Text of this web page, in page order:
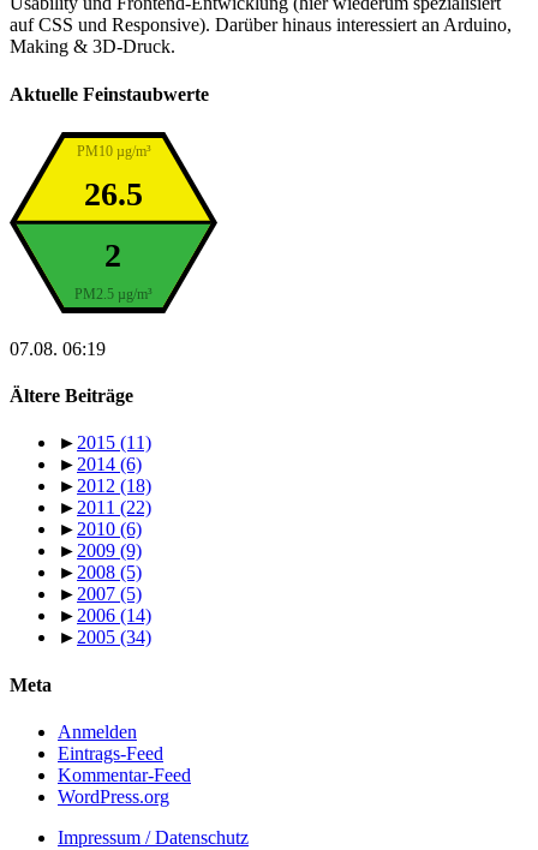
auf CSS und Responsive). Darüber hinaus interessiert an Arduino,
Making & 3D-Druck.
Aktuelle Feinstaubwerte
PM10 µg/m³
PM2.5 µg/m³
26.5
2
07.08. 06:19
Ältere Beiträge
► 2015 (11)
► 2014 (6)
► 2012 (18)
► 2011 (22)
► 2010 (6)
► 2009 (9)
► 2008 (5)
► 2007 (5)
► 2006 (14)
► 2005 (34)
Meta
Anmelden
Eintrags-Feed
Kommentar-Feed
WordPress.org
Impressum / Datenschutz